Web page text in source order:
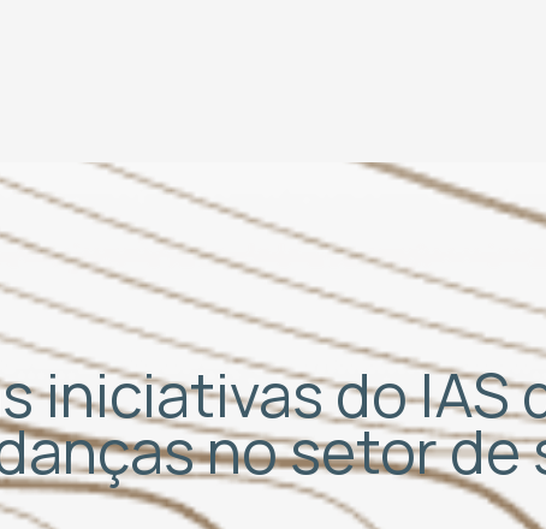
iniciativas do IAS
no setor de